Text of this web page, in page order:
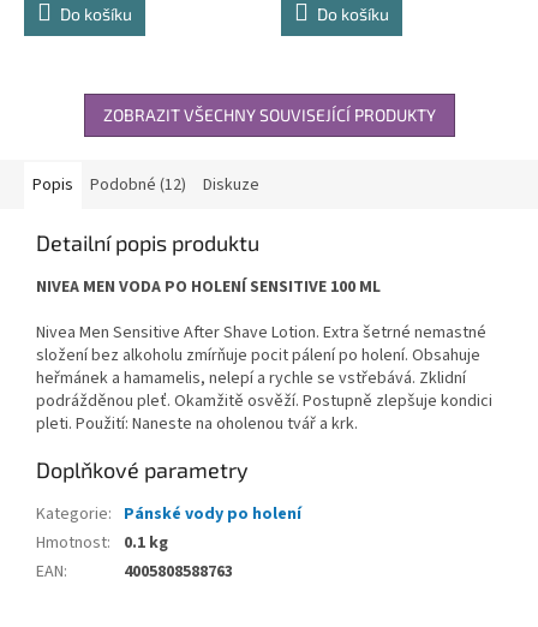
Do košíku Do košíku
ZOBRAZIT VŠECHNY SOUVISEJÍCÍ PRODUKTY
Popis Podobné (12) Diskuze
Detailní popis produktu
NIVEA MEN VODA PO HOLENÍ SENSITIVE 100 ML
Nivea Men Sensitive After Shave Lotion. Extra šetrné nemastné
složení bez alkoholu zmírňuje pocit pálení po holení. Obsahuje
heřmánek a hamamelis, nelepí a rychle se vstřebává. Zklidní
podrážděnou pleť. Okamžitě osvěží. Postupně zlepšuje kondici
pleti. Použití: Naneste na oholenou tvář a krk.
Doplňkové parametry
Kategorie: Pánské vody po holení
Hmotnost:
0.1 kg
EAN: 4005808588763